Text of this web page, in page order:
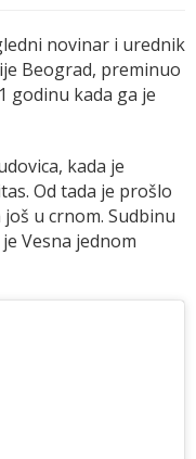
novinar i urednik
Beograd, preminuo
godinu kada ga je
kada je
Od tada je prošlo
u crnom. Sudbinu
Vesna jednom